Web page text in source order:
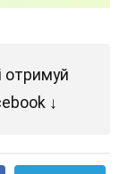
отримуй
↓